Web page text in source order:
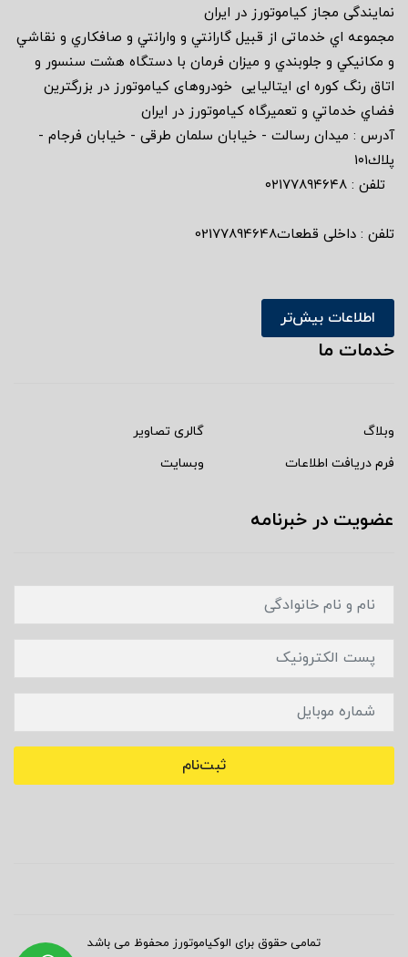
نمايندگى مجاز كياموتورز در ايران
مجموعه اي خدماتى از قبيل گارانتي و وارانتي و صافكاري و نقاشي
و مكانيكي و جلوبندي و ميزان فرمان با دستگاه هشت سنسور و
اتاق رنگ كوره اى ايتاليايى خودروهاى كياموتورز در بزرگترين
فضاي خدماتي و تعميرگاه كياموتورز در ايران
آدرس : ميدان رسالت - خيابان سلمان طرقى - خيابان فرجام -
پلاك١٠١
تلفن : ٠٢١٧٧٨٩٤٦٤٨
تلفن : داخلی قطعات02177894648
اطلاعات بیش‌تر
خدمات ما
وبلاگ
گالری تصاویر
فرم دریافت اطلاعات
وبسایت
عضویت در خبرنامه
ثبت‌نام
تمامی حقوق برای الوکیاموتورز محفوظ می باشد